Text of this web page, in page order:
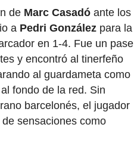
de Marc Casadó ante los
a Pedri González para la
en 1-4. Fue un pase
y encontró al tinerfeño
al guardameta como
fondo de la red. Sin
barcelonés, el jugador
sensaciones como